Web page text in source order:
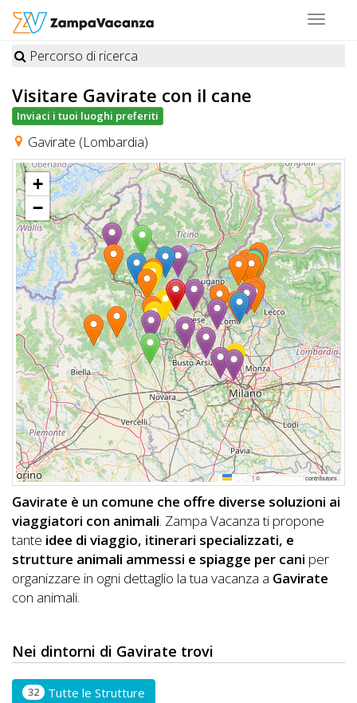
Toggle
STRUTTURE
A
DOG
LUOGHI
A
DOG
OFFERTE
A
DOG
INFO
A
DOG
CHIEDI
CODICE
SCONTO
Video
Tutorial
Percorso di ricerca
Visitare Gavirate con il cane
Inviaci i tuoi luoghi preferiti
Gavirate (Lombardia)
+
−
Leaflet|© OpenStreetMapcontributors
Gavirate è un comune che offre diverse soluzioni ai
viaggiatori con animali. Zampa Vacanza ti propone
tante idee di viaggio, itinerari specializzati, e
strutture animali ammessi e spiagge per cani per
organizzare in ogni dettaglio la tua vacanza a Gavirate
con animali.
Nei dintorni di Gavirate trovi
32 Tutte le Strutture